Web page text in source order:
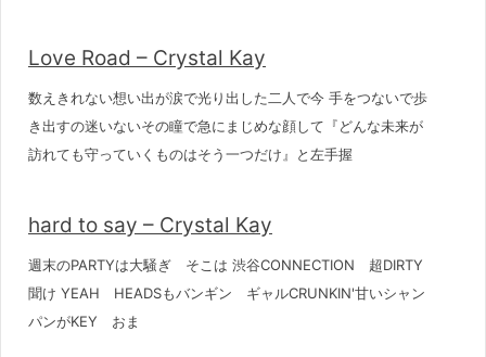
Love Road – Crystal Kay
数えきれない想い出が涙で光り出した二人で今 手をつないで歩
き出すの迷いないその瞳で急にまじめな顔して『どんな未来が
訪れても守っていくものはそう一つだけ』と左手握
hard to say – Crystal Kay
週末のPARTYは大騒ぎ そこは 渋谷CONNECTION 超DIRTY
聞け YEAH HEADSもバンギン ギャルCRUNKIN'甘いシャン
パンがKEY おま